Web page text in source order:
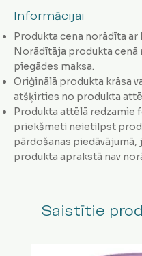
Informācijai
Produkta cena norādīta ar
Norādītāja produkta
piegādes maksa.
Oriģinālā produkta krāsa
atšķirties no produkta
Produkta attēlā redzamie
priekšmeti neietilpst
pārdošanas piedāvājumā,
produkta aprakstā nav
Saistītie